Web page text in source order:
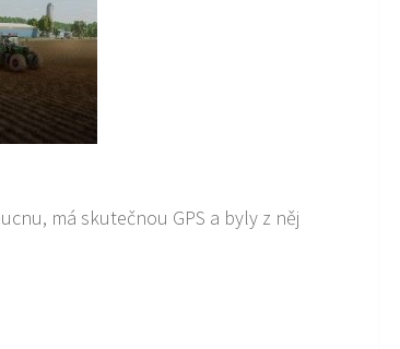
má skutečnou GPS a byly z něj